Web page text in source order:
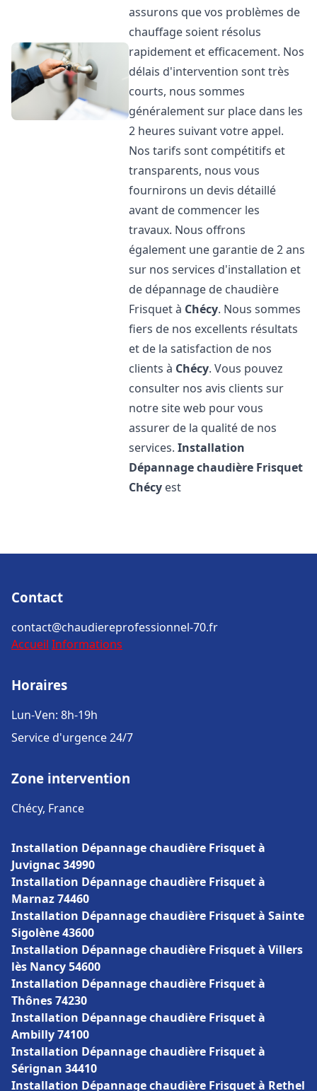
assurons que vos problèmes de
chauffage soient résolus
rapidement et efficacement. Nos
délais d'intervention sont très
courts, nous sommes
généralement sur place dans les
2 heures suivant votre appel.
Nos tarifs sont compétitifs et
transparents, nous vous
fournirons un devis détaillé
avant de commencer les
travaux. Nous offrons
également une garantie de 2 ans
sur nos services d'installation et
de dépannage de chaudière
Frisquet à Chécy. Nous sommes
fiers de nos excellents résultats
et de la satisfaction de nos
clients à Chécy. Vous pouvez
consulter nos avis clients sur
notre site web pour vous
assurer de la qualité de nos
services.Installation
Dépannage chaudière Frisquet
Chécy est
Contact
contact@chaudiereprofessionnel-70.fr
Accueil Informations
Horaires
Lun-Ven: 8h-19h
Service d'urgence 24/7
Zone intervention
Chécy, France
Installation Dépannage chaudière Frisquet à
Juvignac 34990
Installation Dépannage chaudière Frisquet à
Marnaz 74460
Installation Dépannage chaudière Frisquet à Sainte
Sigolène 43600
Installation Dépannage chaudière Frisquet à Villers
lès Nancy 54600
Installation Dépannage chaudière Frisquet à
Thônes 74230
Installation Dépannage chaudière Frisquet à
Ambilly 74100
Installation Dépannage chaudière Frisquet à
Sérignan 34410
Installation Dépannage chaudière Frisquet à Rethel